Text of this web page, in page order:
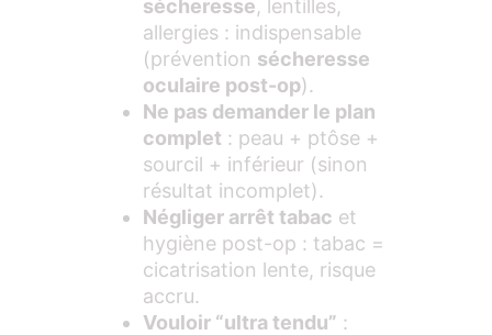
sécheresse, lentilles,
allergies : indispensable
(prévention sécheresse
oculaire post-op).
Ne pas demander le plan
complet : peau + ptôse +
sourcil + inférieur (sinon
résultat incomplet).
Négliger arrêt tabac et
hygiène post-op : tabac =
cicatrisation lente, risque
accru.
Vouloir “ultra tendu” :